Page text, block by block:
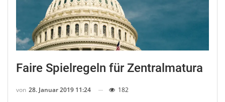
Faire Spielregeln für Zentralmatura
von 28. Januar 2019 11:24 182